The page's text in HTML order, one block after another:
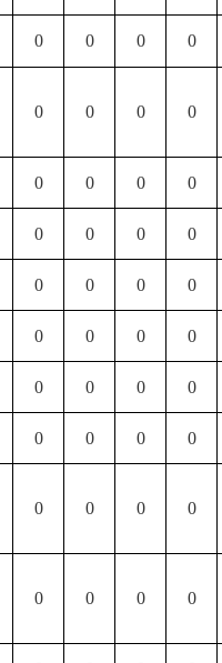
0 0 0 0
0 0 0 0
0 0 0 0
0 0 0 0
0 0 0 0
0 0 0 0
0 0 0 0
0 0 0 0
0 0 0 0
0 0 0 0